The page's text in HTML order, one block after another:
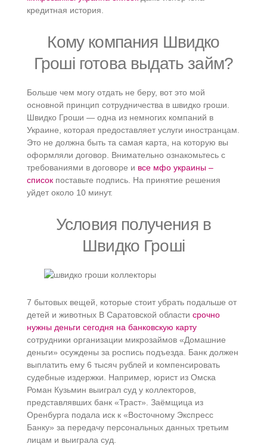
кредитная история.
Кому компания Швидко
Гроші готова выдать займ?
Больше чем могу отдать не беру, вот это мой
основной принцип сотрудничества в швидко гроши.
Швидко Гроши — одна из немногих компаний в
Украине, которая предоставляет услуги иностранцам.
Это не должна быть та самая карта, на которую вы
оформляли договор. Внимательно ознакомьтесь с
требованиями в договоре и все мфо украины –
список поставьте подпись. На принятие решения
уйдет около 10 минут.
Условия получения в
Швидко Гроші
7 бытовых вещей, которые стоит убрать подальше от
детей и животных В Саратовской области срочно
нужны деньги сегодня на банковскую карту
сотрудники организации микрозаймов «Домашние
деньги» осуждены за роспись подъезда. Банк должен
выплатить ему 6 тысяч рублей и компенсировать
судебные издержки. Например, юрист из Омска
Роман Кузьмин выиграл суд у коллекторов,
представлявших банк «Траст». Заёмщица из
Оренбурга подала иск к «Восточному Экспресс
Банку» за передачу персональных данных третьим
лицам и выиграла суд.